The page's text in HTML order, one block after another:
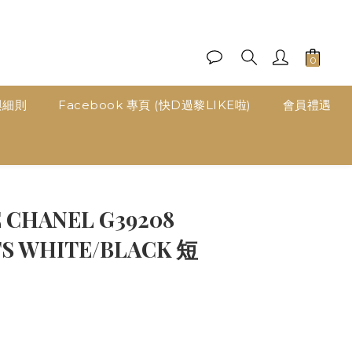
則 Facebook 專頁 (快D過黎LIKE啦) 會員禮遇
G39208
WHITE/BLACK 短